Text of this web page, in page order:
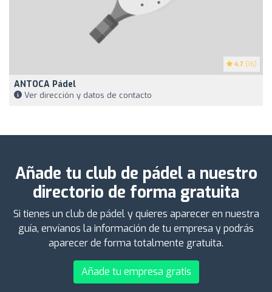
4.7 (16)
ANTOCA Pádel
Ver dirección y datos de contacto
Añade tu club de pádel a nuestro
directorio de forma gratuita
Si tienes un club de pádel y quieres aparecer en nuestra
guía, envíanos la información de tu empresa y podrás
aparecer de forma totalmente gratuita.
Añade tu empresa gratis